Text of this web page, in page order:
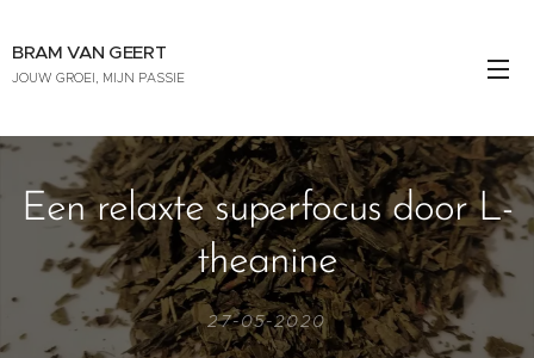
BRAM VAN GEERT
JOUW GROEI, MIJN PASSIE
Een relaxte superfocus door L-
theanine
27-05-2020